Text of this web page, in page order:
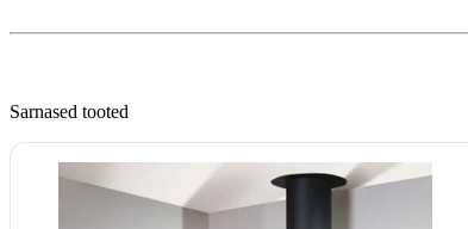
Sarnased tooted